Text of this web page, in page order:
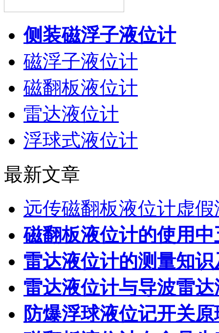
侧装磁浮子液位计
磁浮子液位计
磁翻板液位计
雷达液位计
浮球式液位计
最新文章
远传磁翻板液位计虚
磁翻板液位计的使用
雷达液位计的测量知
雷达液位计与导波雷
防爆浮球液位记开关